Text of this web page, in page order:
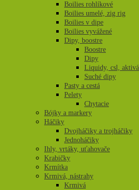
Boilies rohlíkové
Boilies umelé, zig rig
Boilies v dipe
Boilies vyvážené
Dipy, boostre
Boostre
Dipy
Liquidy, csl,
Suché dipy
Pasty a cestá
Pelety
Chytacie
Bójky a markery
Háčiky
Dvojháčiky a trojháčiky
Jednoháčiky
Ihly, vrtáky, uťahovače
Krabičky
Krmítka
Krmivá, nástrahy
Krmivá